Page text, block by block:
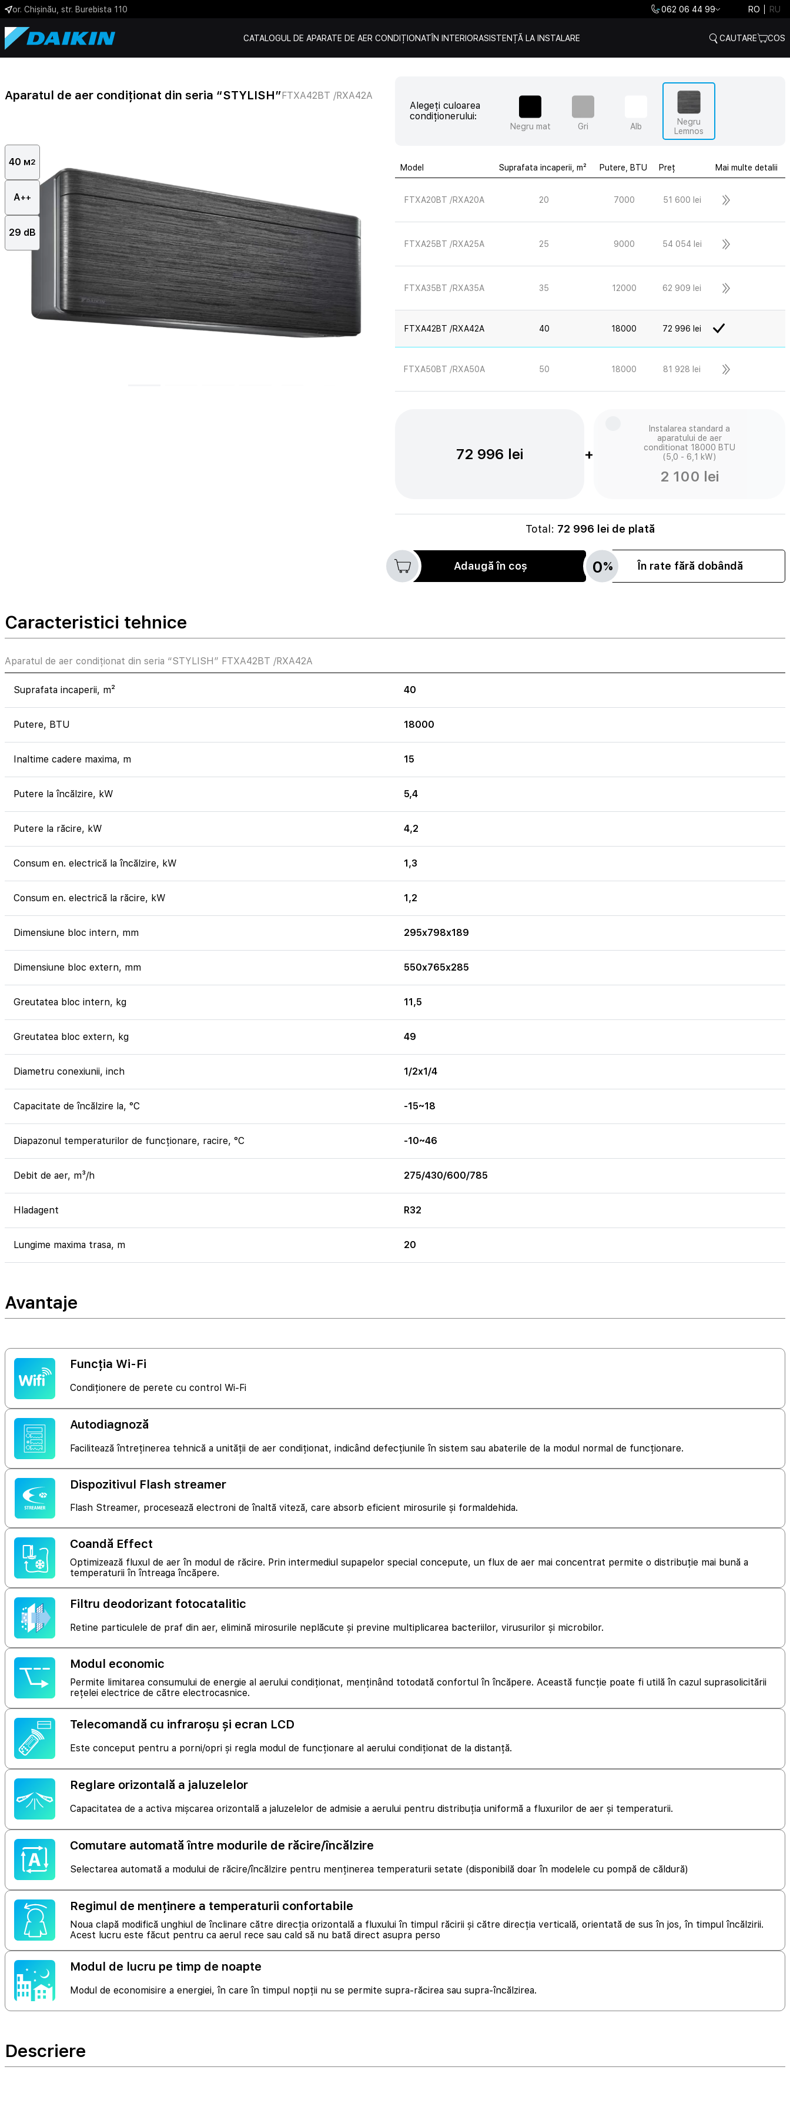
or. Chișinău, str. Burebista 110 062 06 44 99 RO RU
CATALOGUL DE APARATE DE AER CONDIȚIONATÎN INTERIORASISTENȚĂ LA INSTALARE CAUTARE COS
Aparatul de aer condiționat din seria “STYLISH”FTXA42BT /RXA42A
40 м2
А++
29 dB
Alegeți culoarea
condiționerului:
Negru mat Gri Alb
Negru
Lemnos
Model Suprafata incaperii, m² Putere, BTU Preț Mai multe detalii
FTXA20BT /RXA20A 20 7000 51 600 lei
FTXA25BT /RXA25A 25 9000 54 054 lei
FTXA35BT /RXA35A 35 12000 62 909 lei
FTXA42BT /RXA42A 40 18000 72 996 lei
FTXA50BT /RXA50A 50 18000 81 928 lei
72 996 lei +
Instalarea standard a
aparatului de aer
conditionat 18000 BTU
(5,0 - 6,1 kW)
2 100 lei
Total: 72 996 lei de plată
Adaugă în coș 0% În rate fără dobândă
Caracteristici tehnice
Aparatul de aer condiționat din seria “STYLISH” FTXA42BT /RXA42A
Suprafata incaperii, m² 40
Putere, BTU 18000
Inaltime cadere maxima, m 15
Putere la încălzire, kW 5,4
Putere la răcire, kW 4,2
Consum en. electrică la încălzire, kW 1,3
Consum en. electrică la răcire, kW 1,2
Dimensiune bloc intern, mm 295x798x189
Dimensiune bloc extern, mm 550x765x285
Greutatea bloc intern, kg 11,5
Greutatea bloc extern, kg 49
Diametru conexiunii, inch 1/2x1/4
Capacitate de încălzire la, °C -15~18
Diapazonul temperaturilor de funcționare, racire, °C -10~46
Debit de aer, m³/h 275/430/600/785
Hladagent R32
Lungime maxima trasa, m 20
Avantaje
Funcția Wi-Fi
Condiționere de perete cu control Wi-Fi
Autodiagnoză
Facilitează întreținerea tehnică a unității de aer condiționat, indicând defecțiunile în sistem sau abaterile de la modul normal de funcționare.
Dispozitivul Flash streamer
Flash Streamer, procesează electroni de înaltă viteză, care absorb eficient mirosurile și formaldehida.
Coandă Effect
Optimizează fluxul de aer în modul de răcire. Prin intermediul supapelor special concepute, un flux de aer mai concentrat permite o distribuție mai bună a
temperaturii în întreaga încăpere.
Filtru deodorizant fotocatalitic
Retine particulele de praf din aer, elimină mirosurile neplăcute și previne multiplicarea bacteriilor, virusurilor și microbilor.
Modul economic
Permite limitarea consumului de energie al aerului condiționat, menținând totodată confortul în încăpere. Această funcție poate fi utilă în cazul suprasolicitării
rețelei electrice de către electrocasnice.
Telecomandă cu infraroșu și ecran LCD
Este conceput pentru a porni/opri și regla modul de funcționare al aerului condiționat de la distanță.
Reglare orizontală a jaluzelelor
Capacitatea de a activa mișcarea orizontală a jaluzelelor de admisie a aerului pentru distribuția uniformă a fluxurilor de aer și temperaturii.
Comutare automată între modurile de răcire/încălzire
Selectarea automată a modului de răcire/încălzire pentru menținerea temperaturii setate (disponibilă doar în modelele cu pompă de căldură)
Regimul de menținere a temperaturii confortabile
Noua clapă modifică unghiul de înclinare către direcția orizontală a fluxului în timpul răcirii și către direcția verticală, orientată de sus în jos, în timpul încălzirii.
Acest lucru este făcut pentru ca aerul rece sau cald să nu bată direct asupra perso
Modul de lucru pe timp de noapte
Modul de economisire a energiei, în care în timpul nopții nu se permite supra-răcirea sau supra-încălzirea.
Descriere